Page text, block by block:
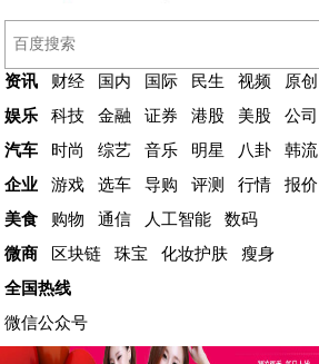
资讯 财经 国内 国际 民生 视频 原创
娱乐
科技 金融 证券 港股 美股 公司
汽车
时尚 综艺 音乐 明星 八卦
韩流
企业
游戏 选车 导购 评测 行情
报价
美食
购物 通信 人工智能
数码
微商
区块链 珠宝 化妆护肤
瘦身
全国热线
微信公众号